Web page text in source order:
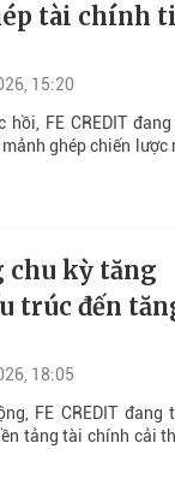
tài chính
15:20
FE CREDIT
ghép chiến lược
chu kỳ tăng
trúc đến
18:05
FE CREDIT đang
tảng tài chính cải